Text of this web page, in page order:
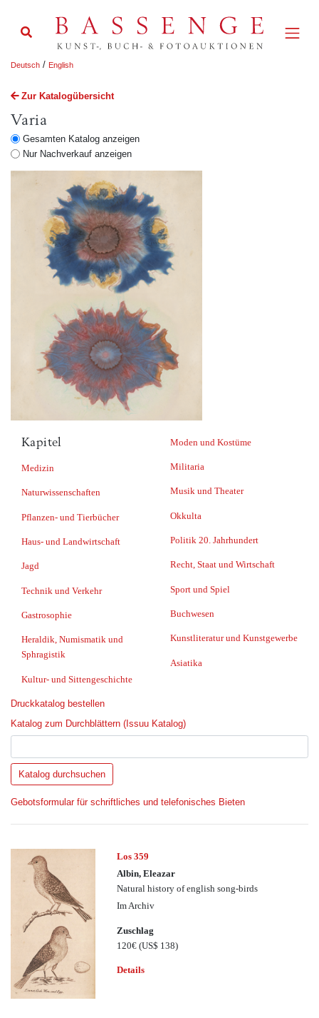
Deutsch / English
Zur Katalogübersicht
Varia
Gesamten Katalog anzeigen
Nur Nachverkauf anzeigen
Kapitel
Medizin
Naturwissenschaften
Pflanzen- und Tierbücher
Haus- und Landwirtschaft
Jagd
Technik und Verkehr
Gastrosophie
Heraldik, Numismatik und
Sphragistik
Kultur- und Sittengeschichte
Moden und Kostüme
Militaria
Musik und Theater
Okkulta
Politik 20. Jahrhundert
Recht, Staat und Wirtschaft
Sport und Spiel
Buchwesen
Kunstliteratur und Kunstgewerbe
Asiatika
Druckkatalog bestellen
Katalog zum Durchblättern (Issuu Katalog)
Gebotsformular für schriftliches und telefonisches Bieten
Los 359
Albin, Eleazar
Natural history of english song-birds
Im Archiv
Zuschlag
120€(US$ 138)
Details